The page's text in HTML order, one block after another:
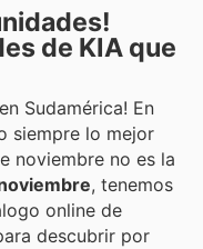
de KIA que
Sudamérica! En
siempre lo mejor
noviembre no es la
, tenemos
online de
descubrir por